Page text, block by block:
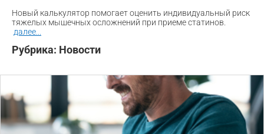
Новый калькулятор помогает оценить индивидуальный риск
тяжелых мышечных осложнений при приеме статинов.
далее
Рубрика: Новости